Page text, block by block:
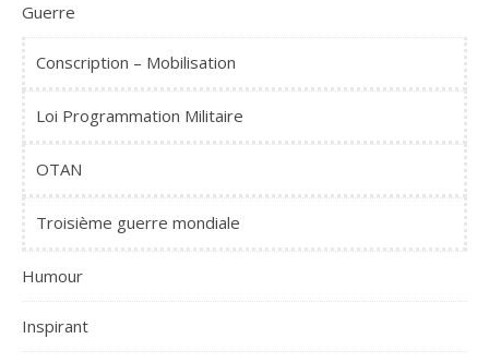
Guerre
Conscription – Mobilisation
Loi Programmation Militaire
OTAN
Troisième guerre mondiale
Humour
Inspirant